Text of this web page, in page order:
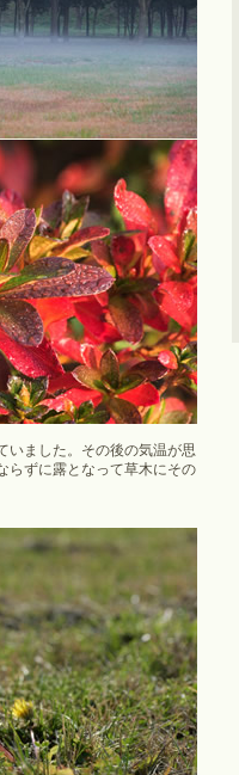
いました。その後の気温が思
らずに露となって草木にその